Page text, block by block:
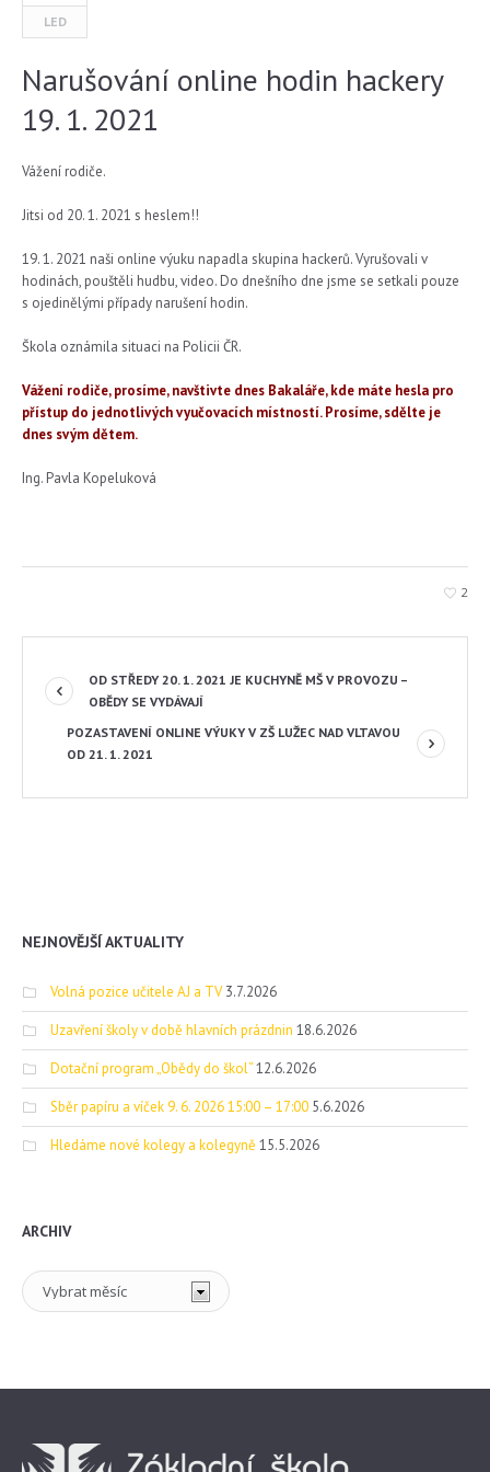
LED
Narušování online hodin hackery
19. 1. 2021
Vážení rodiče.
Jitsi od 20. 1. 2021 s heslem!!
19. 1. 2021 naši online výuku napadla skupina hackerů. Vyrušovali v
hodinách, pouštěli hudbu, video. Do dnešního dne jsme se setkali pouze
s ojedinělými případy narušení hodin.
Škola oznámila situaci na Policii ČR.
Vážení rodiče, prosíme, navštivte dnes Bakaláře, kde máte hesla pro
přístup do jednotlivých vyučovacích místností. Prosíme, sdělte je
dnes svým dětem.
Ing. Pavla Kopeluková
2
OD STŘEDY 20. 1. 2021 JE KUCHYNĚ MŠ V PROVOZU –
OBĚDY SE VYDÁVAJÍ
POZASTAVENÍ ONLINE VÝUKY V ZŠ LUŽEC NAD VLTAVOU
OD 21. 1. 2021
NEJNOVĚJŠÍ AKTUALITY
Volná pozice učitele AJ a TV 3.7.2026
Uzavření školy v době hlavních prázdnin 18.6.2026
Dotační program „Obědy do škol“12.6.2026
Sběr papíru a víček 9. 6. 2026 15:00 – 17:00 5.6.2026
Hledáme nové kolegy a kolegyně 15.5.2026
ARCHIV
Archiv